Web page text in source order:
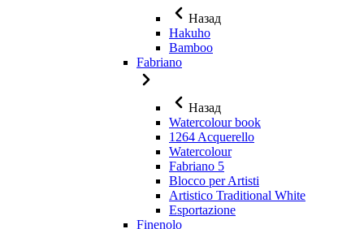
Назад
Hakuho
Bamboo
Fabriano
Назад
Watercolour book
1264 Acquerello
Watercolour
Fabriano 5
Blocco per Artisti
Artistico Traditional White
Esportazione
Finenolo